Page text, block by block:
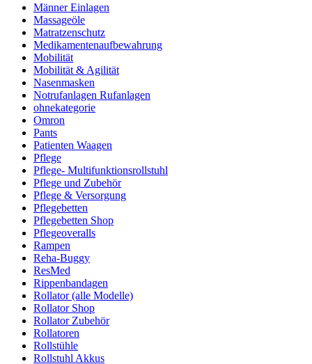
Männer Einlagen
Massageöle
Matratzenschutz
Medikamentenaufbewahrung
Mobilität
Mobilität & Agilität
Nasenmasken
Notrufanlagen Rufanlagen
ohnekategorie
Omron
Pants
Patienten Waagen
Pflege
Pflege- Multifunktionsrollstuhl
Pflege und Zubehör
Pflege & Versorgung
Pflegebetten
Pflegebetten Shop
Pflegeoveralls
Rampen
Reha-Buggy
ResMed
Rippenbandagen
Rollator (alle Modelle)
Rollator Shop
Rollator Zubehör
Rollatoren
Rollstühle
Rollstuhl Akkus